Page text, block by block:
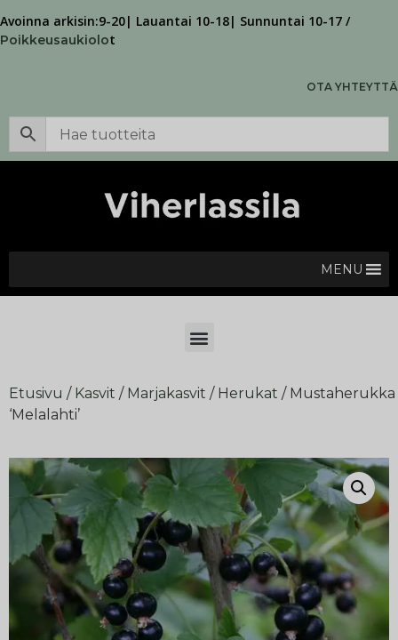
Avoinna arkisin:9-20| Lauantai 10-18| Sunnuntai 10-17 /
Poikkeusaukiolot
OTA YHTEYTTÄ
MENU
Etusivu / Kasvit / Marjakasvit / Herukat / Mustaherukka
‘Melalahti’